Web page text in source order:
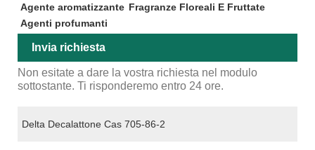
Agente aromatizzante Fragranze Floreali E Fruttate
Agenti profumanti
Invia richiesta
Non esitate a dare la vostra richiesta nel modulo
sottostante. Ti risponderemo entro 24 ore.